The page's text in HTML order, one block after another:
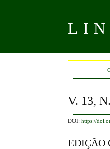
V. 13,
DOI:https://
EDIÇÃO